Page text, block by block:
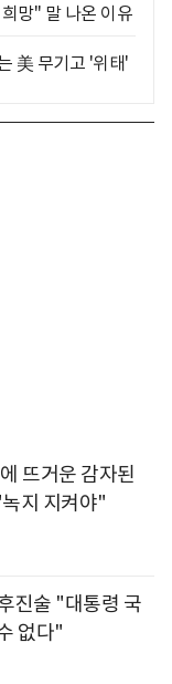
망" 말 나온 이유
美 무기고 '위태'
뜨거운 감자된
지 지켜야"
진술 "대통령 국
없다"